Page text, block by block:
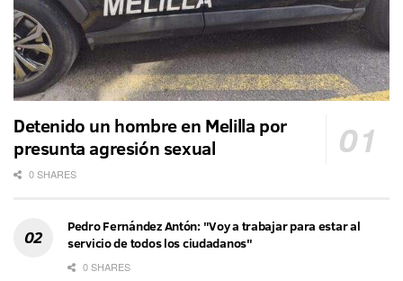
Detenido un hombre en Melilla por
presunta agresión sexual
0 SHARES
Pedro Fernández Antón: "Voy a trabajar para estar al
servicio de todos los ciudadanos"
0 SHARES